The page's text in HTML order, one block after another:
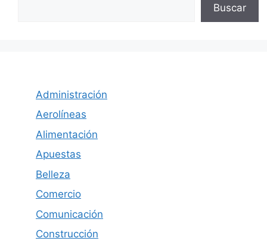
Buscar
Administración
Aerolíneas
Alimentación
Apuestas
Belleza
Comercio
Comunicación
Construcción